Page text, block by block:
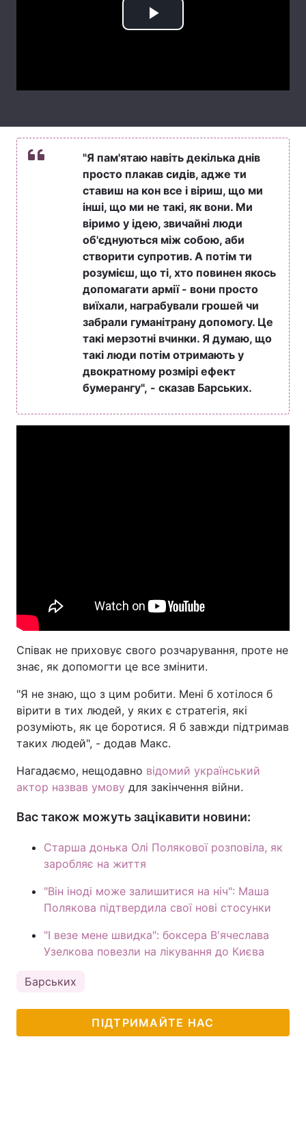
Тема оформлення
Play
"Я пам'ятаю навіть декілька днів
просто плакав сидів, адже ти
ставиш на кон все і віриш, що ми
інші, що ми не такі, як вони. Ми
віримо у ідею, звичайні люди
об'єднуються між собою, аби
створити супротив. А потім ти
розумієш, що ті, хто повинен якось
допомагати армії - вони просто
виїхали, награбували грошей чи
забрали гуманітрану допомогу. Це
такі мерзотні вчинки. Я думаю, що
такі люди потім отримають у
двократному розмірі ефект
бумерангу", - сказав Барських.
Співак не приховує свого розчарування, проте не
знає, як допомогти це все змінити.
"Я не знаю, що з цим робити. Мені б хотілося б
вірити в тих людей, у яких є стратегія, які
розуміють, як це боротися. Я б завжди підтримав
таких людей", - додав Макс.
Нагадаємо, нещодавно відомий український
актор назвав умову для закінчення війни.
Вас також можуть зацікавити новини:
Старша донька Олі Полякової розповіла, як
заробляє на життя
"Він іноді може залишитися на ніч": Маша
Полякова підтвердила свої нові стосунки
"І везе мене швидка": боксера В'ячеслава
Узелкова повезли на лікування до Києва
Барських
ПІДТРИМАЙТЕ НАС